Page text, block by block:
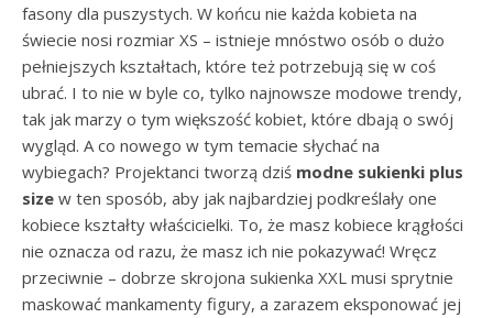
fasony dla puszystych. W końcu nie każda kobieta na
świecie nosi rozmiar XS – istnieje mnóstwo osób o dużo
pełniejszych kształtach, które też potrzebują się w coś
ubrać. I to nie w byle co, tylko najnowsze modowe trendy,
tak jak marzy o tym większość kobiet, które dbają o swój
wygląd. A co nowego w tym temacie słychać na
wybiegach? Projektanci tworzą dziś modne sukienki plus
size w ten sposób, aby jak najbardziej podkreślały one
kobiece kształty właścicielki. To, że masz kobiece krągłości
nie oznacza od razu, że masz ich nie pokazywać! Wręcz
przeciwnie – dobrze skrojona sukienka XXL musi sprytnie
maskować mankamenty figury, a zarazem eksponować jej